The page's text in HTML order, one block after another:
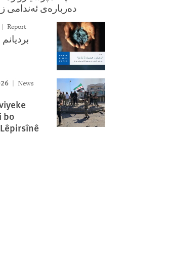
ده‌رباره‌ی ئه‌ندامی زاوزێی مێینه‌
Report
News
bo